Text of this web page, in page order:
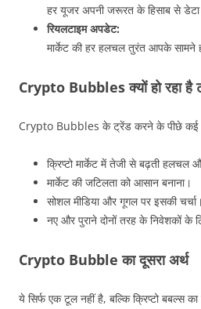
हर यूजर अपनी जरूरत के हिसाब से
रियलटाइम अपडेट:
मार्केट की हर हलचल तुरंत आपके सामने
Crypto Bubbles क्यों हो रहा है
Crypto Bubbles के ट्रेंड करने के पीछे कई
क्रिप्टो मार्केट में तेजी से बढ़ती हलचल
मार्केट की जटिलता को आसान बनाना।
सोशल मीडिया और गूगल पर इसकी चर्चा।
नए और पुराने दोनों तरह के निवेशकों के
Crypto Bubble का दूसरा अर्थ
ये सिर्फ एक टूल नहीं है, बल्कि क्रिप्टो बबल्स